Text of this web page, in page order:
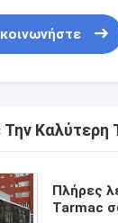
Καλύτερη
Πλήρες
Tarmac